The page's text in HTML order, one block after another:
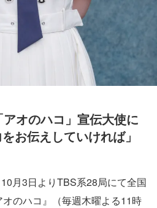
オのハコ」宣伝大使に
お伝えしていければ」
月3日よりTBS系28局にて全国
のハコ』（毎週木曜よる11時